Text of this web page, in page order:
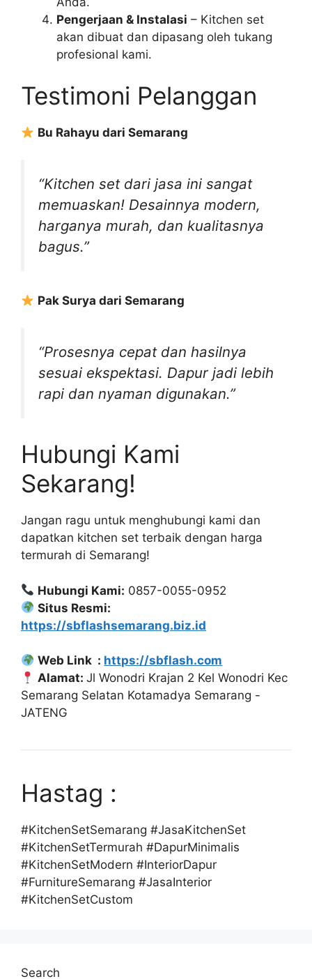
Pengerjaan & Instalasi – Kitchen set
akan dibuat dan dipasang oleh tukang
profesional kami.
Testimoni Pelanggan
Bu Rahayu dari Semarang
“Kitchen set dari jasa ini sangat
memuaskan! Desainnya modern,
harganya murah, dan kualitasnya
bagus.”
Pak Surya dari Semarang
“Prosesnya cepat dan hasilnya
sesuai ekspektasi. Dapur jadi lebih
rapi dan nyaman digunakan.”
Hubungi Kami
Sekarang!
Jangan ragu untuk menghubungi kami dan
dapatkan kitchen set terbaik dengan harga
termurah di Semarang!
Hubungi Kami: 0857-0055-0952
Situs Resmi:
https://sbflashsemarang.biz.id
Web Link : https://sbflash.com
Alamat:Jl Wonodri Krajan 2 Kel Wonodri Kec
Semarang Selatan Kotamadya Semarang -
JATENG
Hastag :
#KitchenSetSemarang #JasaKitchenSet
#KitchenSetTermurah #DapurMinimalis
#KitchenSetModern #InteriorDapur
#FurnitureSemarang #JasaInterior
#KitchenSetCustom
Search